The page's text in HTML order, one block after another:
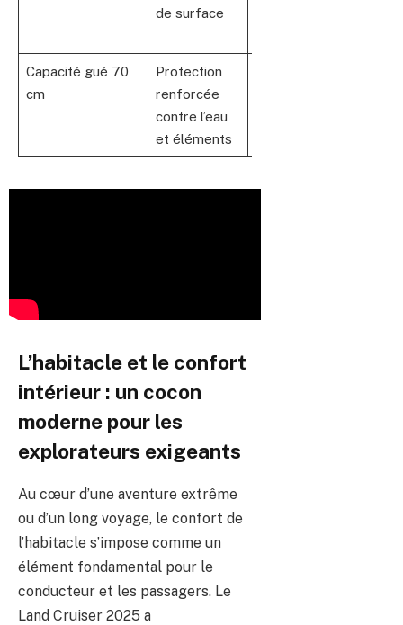
de surface
Capacité gué 70
cm
Protection
renforcée
contre l’eau
et éléments
L’habitacle et le confort
intérieur : un cocon
moderne pour les
explorateurs exigeants
Au cœur d’une aventure extrême
ou d’un long voyage, le confort de
l’habitacle s’impose comme un
élément fondamental pour le
conducteur et les passagers. Le
Land Cruiser 2025 a